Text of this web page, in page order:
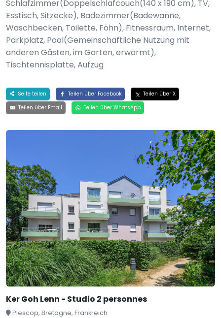
Schlafzimmer(Doppelschlafcouch(140 x 190 cm), TV,
Esstisch, Sitzecke), Badezimmer(Badewanne,
Waschbecken, Toilette, Föhn), Fitnessraum, Internet,
Parkplatz, Pool(Gemeinschaftliche Nutzung mit
anderen Gästen, im Garten, erwärmt),
Tischtennisplatte, Aufzug
Seite teilen Teilen über Facebook
Teilen über X
Teilen über Email
Teilen über WhatsApp
Ker Goh Lenn - Studio 2 personnes
Plescop, Bretagne, Frankreich